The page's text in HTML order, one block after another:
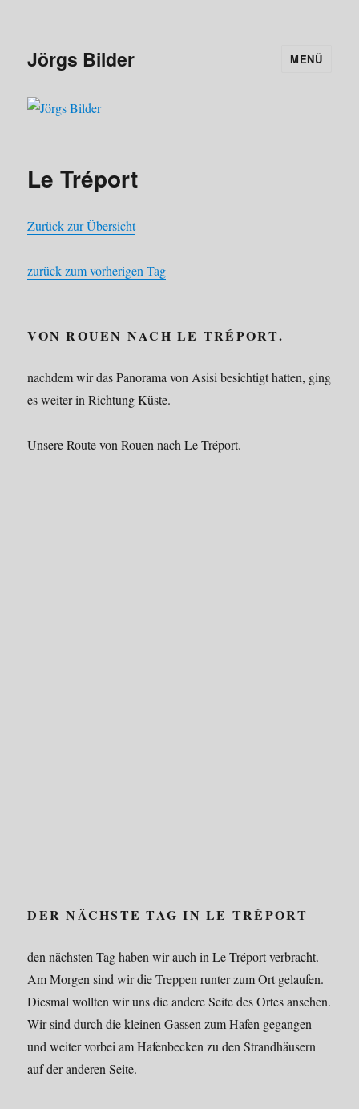
Jörgs Bilder MENÜ
Le Tréport
Zurück zur Übersicht
zurück zum vorherigen Tag
VON ROUEN NACH LE TRÉPORT.
nachdem wir das Panorama von Asisi besichtigt hatten, ging
es weiter in Richtung Küste.
Unsere Route von Rouen nach Le Tréport.
DER NÄCHSTE TAG IN LE TRÉPORT
den nächsten Tag haben wir auch in Le Tréport verbracht.
Am Morgen sind wir die Treppen runter zum Ort gelaufen.
Diesmal wollten wir uns die andere Seite des Ortes ansehen.
Wir sind durch die kleinen Gassen zum Hafen gegangen
und weiter vorbei am Hafenbecken zu den Strandhäusern
auf der anderen Seite.